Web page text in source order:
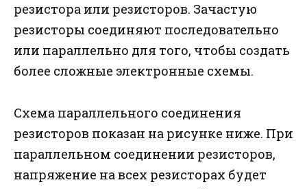
резистора или резисторов. Зачастую
резисторы соединяют последовательно
или параллельно для того, чтобы создать
более сложные электронные схемы.
Схема параллельного соединения
резисторов показан на рисунке ниже. При
параллельном соединении резисторов,
напряжение на всех резисторах будет